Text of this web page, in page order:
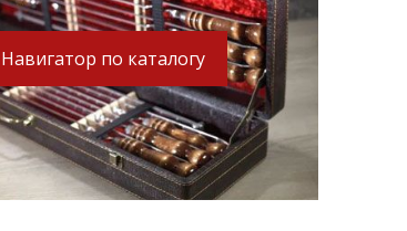
Навигатор по каталогу